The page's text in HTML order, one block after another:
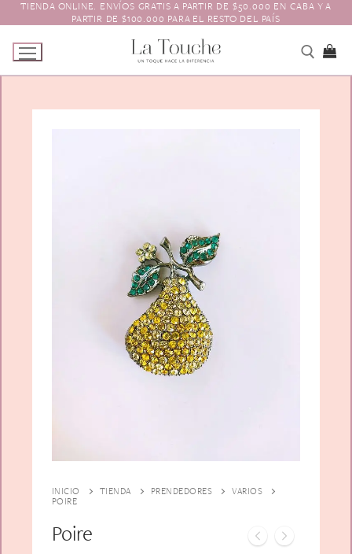
al
contenido
TIENDA ONLINE. ENVÍOS GRATIS A PARTIR DE $50.000 EN CABA Y A
PARTIR DE $100.000 PARA EL RESTO DEL PAÍS
Animales y Bichitos
Florales
Varios
Escarapelas
Alfiler Largo
Lazos
Accesorios para el pelo
Boinas
Vinchas
Hebillas
Peinetas
Aros
Guantes
Charreteras
Adicionales
Contacto
INICIO TIENDA PRENDEDORES
VARIOS
POIRE
Poire